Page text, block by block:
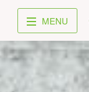
MENU